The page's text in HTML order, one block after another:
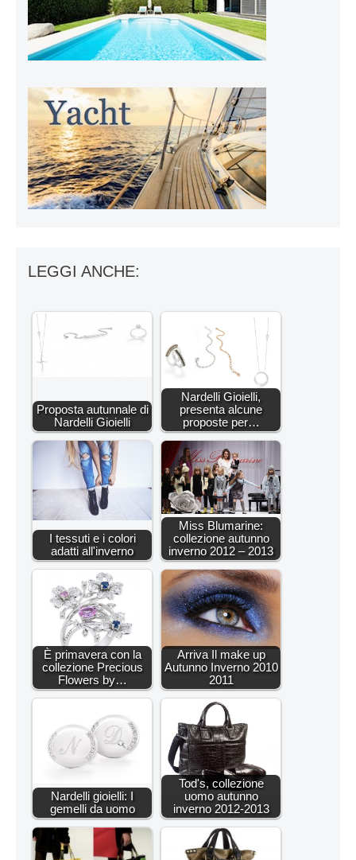
LEGGI ANCHE:
Proposta autunnale di
Nardelli Gioielli
Nardelli Gioielli,
presenta alcune
proposte per…
I tessuti e i colori
adatti all'inverno
Miss Blumarine:
collezione autunno
inverno 2012 – 2013
È primavera con la
collezione Precious
Flowers by…
Arriva Il make up
Autunno Inverno 2010
2011
Nardelli gioielli: I
gemelli da uomo
Tod's, collezione
uomo autunno
inverno 2012-2013